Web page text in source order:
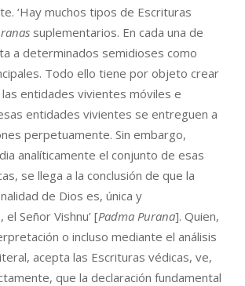
‘Hay muchos tipos de Escrituras
suplementarios. En cada una de
a determinados semidioses como
Todo ello tiene por objeto crear
las entidades vivientes móviles e
entidades vivientes se entreguen a
perpetuamente. Sin embargo,
analíticamente el conjunto de esas
se llega a la conclusión de que la
de Dios es, única y
Señor Vishnu’ [Padma Purana]. Quien,
o incluso mediante el análisis
acepta las Escrituras védicas, ve,
que la declaración fundamental